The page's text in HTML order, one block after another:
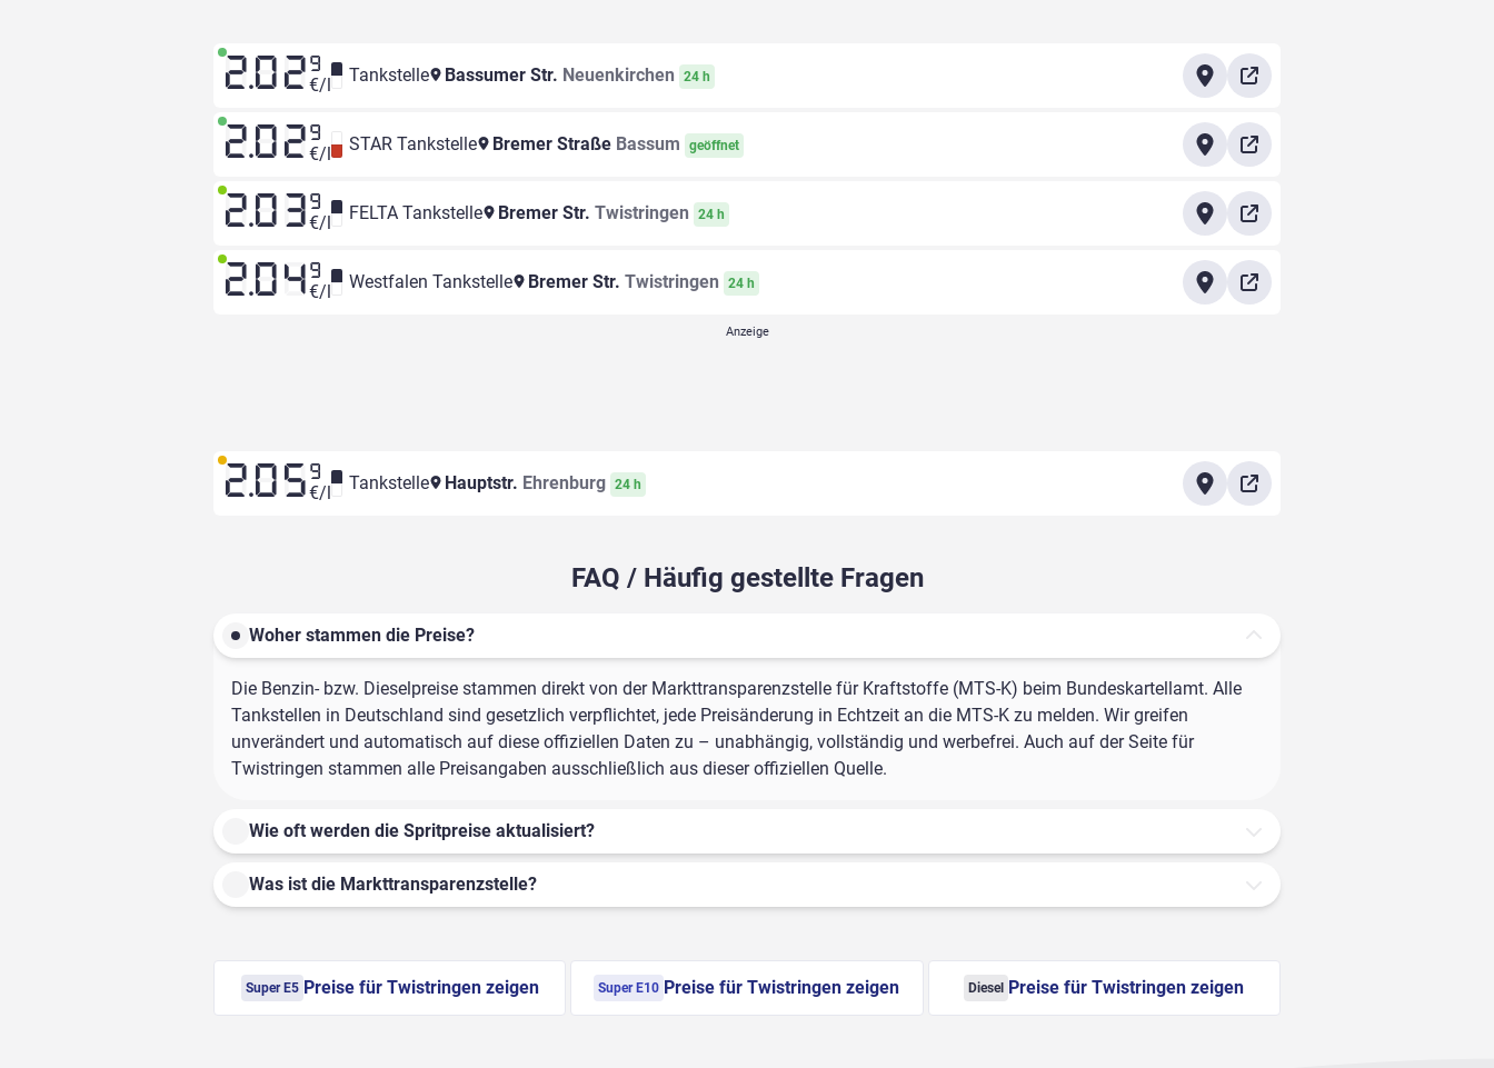
2.02 9
€/l Tankstelle Bassumer Str. Neuenkirchen 24 h
2.02 9
€/l STAR Tankstelle Bremer Straße Bassum geöffnet
2.03 9
€/l FELTA Tankstelle Bremer Str. Twistringen 24 h
2.04 9
€/l Westfalen Tankstelle Bremer Str. Twistringen 24 h
2.05 9
€/l Tankstelle Hauptstr. Ehrenburg 24 h
FAQ / Häufig gestellte Fragen
Woher stammen die Preise?
Die Benzin- bzw. Dieselpreise stammen direkt von der Markttransparenzstelle für Kraftstoffe (MTS-K) beim Bundeskartellamt. Alle
Tankstellen in Deutschland sind gesetzlich verpflichtet, jede Preisänderung in Echtzeit an die MTS-K zu melden. Wir greifen
unverändert und automatisch auf diese offiziellen Daten zu – unabhängig, vollständig und werbefrei. Auch auf der Seite für
Twistringen stammen alle Preisangaben ausschließlich aus dieser offiziellen Quelle.
Wie oft werden die Spritpreise aktualisiert?
Was ist die Markttransparenzstelle?
Super E5 Preise für Twistringen zeigen Super E10 Preise für Twistringen zeigen Diesel Preise für Twistringen zeigen